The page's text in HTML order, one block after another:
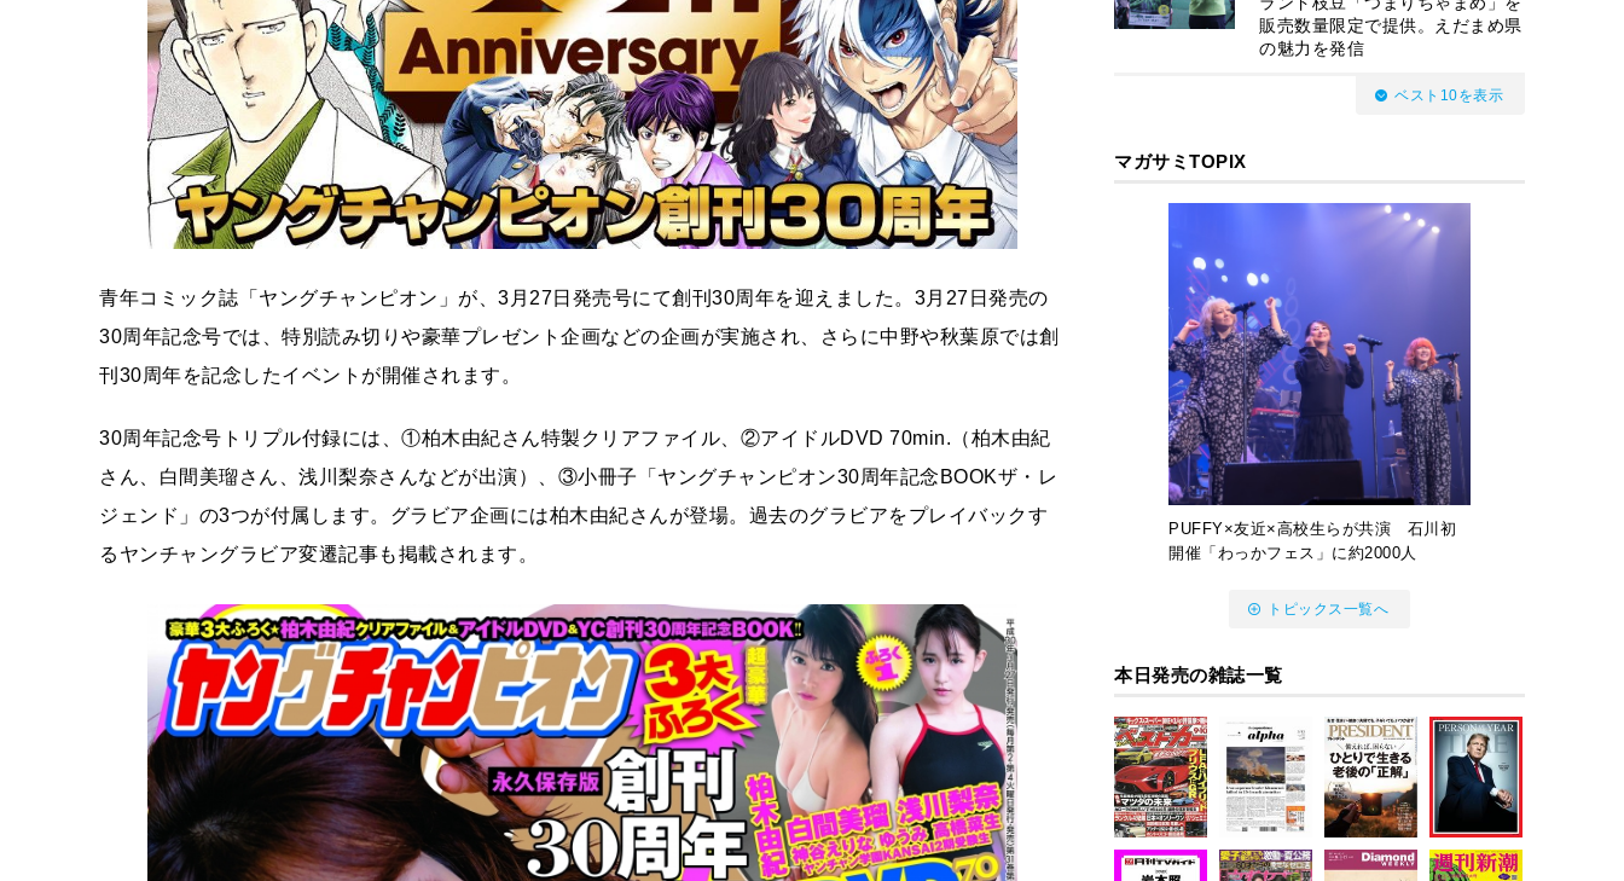
青年コミック誌「ヤングチャンピオン」が、3月27日発売号にて創刊30周年を迎えました。3月27日発売の
30周年記念号では、特別読み切りや豪華プレゼント企画などの企画が実施され、さらに中野や秋葉原では創
刊30周年を記念したイベントが開催されます。
30周年記念号トリプル付録には、①柏木由紀さん特製クリアファイル、②アイドルDVD 70min.（柏木由紀
さん、白間美瑠さん、浅川梨奈さんなどが出演）、③小冊子「ヤングチャンピオン30周年記念BOOKザ・レ
ジェンド」の3つが付属します。グラビア企画には柏木由紀さんが登場。過去のグラビアをプレイバックす
るヤンチャングラビア変遷記事も掲載されます。
販売数量限定で提供。えだまめ県
の魅力を発信
ベスト10を表示
マガサミTOPIX
PUFFY×友近×高校生らが共演 石川初
開催「わっかフェス」に約2000人
トピックス一覧へ
本日発売の雑誌一覧